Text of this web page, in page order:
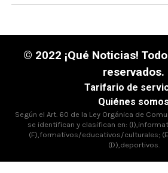
© 2022 ¡Qué Noticias!
reservados.
Tarifario de
Quiénes somos
Según el Art. 60 de la Ley Orgánica de
se identifican y clasifican en:
(F),formativos/educativos/culturales;
(D),deportivos.